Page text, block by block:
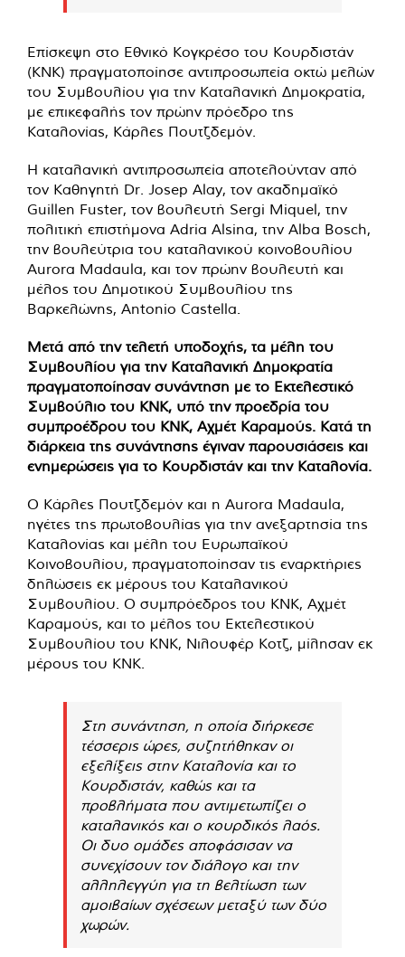
Επίσκεψη στο Εθνικό Κογκρέσο του Κουρδιστάν
(KNK) πραγματοποίησε αντιπροσωπεία οκτώ μελών
του Συμβουλίου για την Καταλανική Δημοκρατία,
με επικεφαλής τον πρώην πρόεδρο της
Καταλονίας, Κάρλες Πουτζδεμόν.
Η καταλανική αντιπροσωπεία αποτελούνταν από
τον Καθηγητή Dr. Josep Alay, τον ακαδημαϊκό
Guillen Fuster, τον βουλευτή Sergi Miquel, την
πολιτική επιστήμονα Adria Alsina, την Alba Bosch,
την βουλεύτρια του καταλανικού κοινοβουλίου
Aurora Madaula, και τον πρώην βουλευτή και
μέλος του Δημοτικού Συμβουλίου της
Βαρκελώνης, Antonio Castella.
Μετά από την τελετή υποδοχής, τα μέλη του
Συμβουλίου για την Καταλανική Δημοκρατία
πραγματοποίησαν συνάντηση με το Εκτελεστικό
Συμβούλιο του KNK, υπό την προεδρία του
συμπροέδρου του KNK, Αχμέτ Καραμούς. Κατά τη
διάρκεια της συνάντησης έγιναν παρουσιάσεις και
ενημερώσεις για το Κουρδιστάν και την Καταλονία.
Ο Κάρλες Πουτζδεμόν και η Aurora Madaula,
ηγέτες της πρωτοβουλίας για την ανεξαρτησία της
Καταλονίας και μέλη του Ευρωπαϊκού
Κοινοβουλίου, πραγματοποίησαν τις εναρκτήριες
δηλώσεις εκ μέρους του Καταλανικού
Συμβουλίου. Ο συμπρόεδρος του KNK, Αχμέτ
Καραμούς, και το μέλος του Εκτελεστικού
Συμβουλίου του KNK, Νιλουφέρ Κοτζ, μίλησαν εκ
μέρους του KNK.
Στη συνάντηση, η οποία διήρκεσε
τέσσερις ώρες, συζητήθηκαν οι
εξελίξεις στην Καταλονία και το
Κουρδιστάν, καθώς και τα
προβλήματα που αντιμετωπίζει ο
καταλανικός και ο κουρδικός λαός.
Οι δυο ομάδες αποφάσισαν να
συνεχίσουν τον διάλογο και την
αλληλεγγύη για τη βελτίωση των
αμοιβαίων σχέσεων μεταξύ των δύο
χωρών.